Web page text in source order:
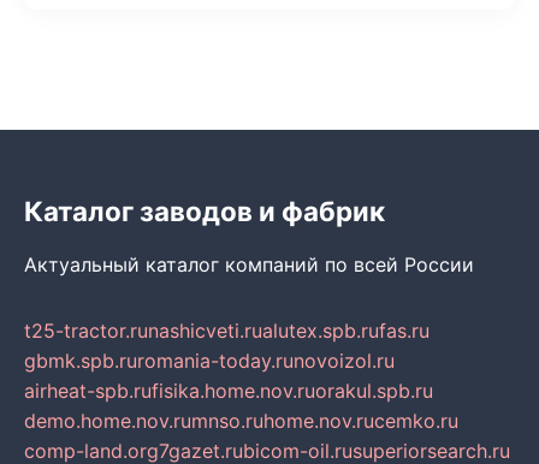
Каталог заводов и фабрик
Актуальный каталог компаний по всей России
t25-tractor.runashicveti.rualutex.spb.rufas.ru
gbmk.spb.ruromania-today.runovoizol.ru
airheat-spb.rufisika.home.nov.ruorakul.spb.ru
demo.home.nov.rumnso.ruhome.nov.rucemko.ru
comp-land.org7gazet.rubicom-oil.rusuperiorsearch.ru